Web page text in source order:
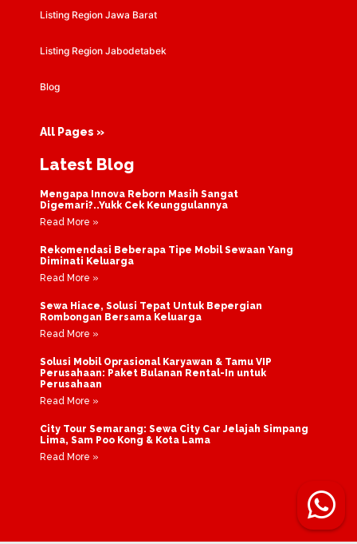
Listing Region Jawa Barat
Listing Region Jabodetabek
Blog
All Pages »
Latest Blog
Mengapa Innova Reborn Masih Sangat
Digemari?..Yukk Cek Keunggulannya
Read More »
Rekomendasi Beberapa Tipe Mobil Sewaan Yang
Diminati Keluarga
Read More »
Sewa Hiace, Solusi Tepat Untuk Bepergian
Rombongan Bersama Keluarga
Read More »
Solusi Mobil Oprasional Karyawan & Tamu VIP
Perusahaan: Paket Bulanan Rental-In untuk
Perusahaan
Read More »
City Tour Semarang: Sewa City Car Jelajah Simpang
Lima, Sam Poo Kong & Kota Lama
Read More »